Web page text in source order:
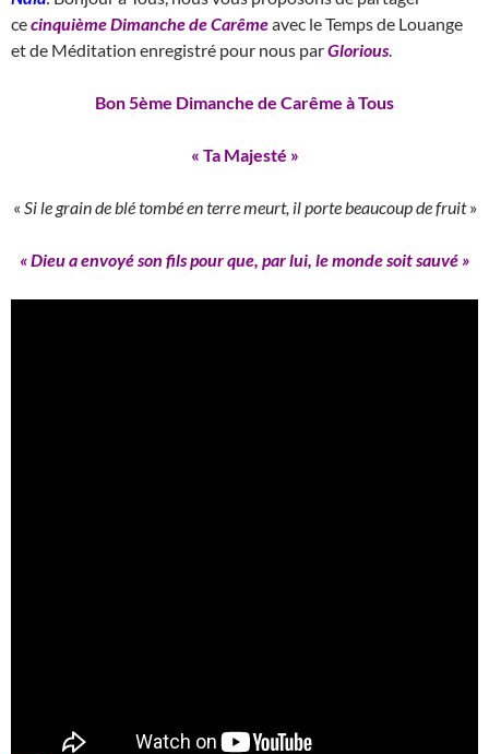
cecinquième Dimanche de Carêmeavec le Temps de Louange
et de Méditation enregistré pour nous parGlorious.
Bon 5ème Dimanche de Carême à Tous
« Ta Majesté »
« Si le grain de blé tombé en terre meurt, il porte beaucoup de fruit»
« Dieu a envoyé son fils pour que, par lui, le monde soit sauvé »